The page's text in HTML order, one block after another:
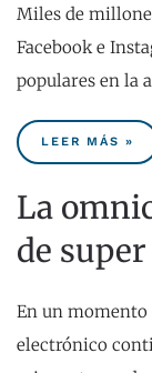
Miles de
Facebook e
populares en la
LEER MÁS »
La
de
En un
electrónico